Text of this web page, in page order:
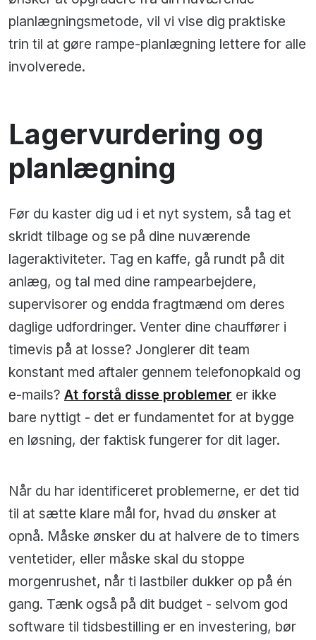
planlægningsmetode, vil vi vise dig praktiske
trin til at gøre rampe-planlægning lettere for alle
involverede.
Lagervurdering og
planlægning
Før du kaster dig ud i et nyt system, så tag et
skridt tilbage og se på dine nuværende
lageraktiviteter. Tag en kaffe, gå rundt på dit
anlæg, og tal med dine rampearbejdere,
supervisorer og endda fragtmænd om deres
daglige udfordringer. Venter dine chauffører i
timevis på at losse? Jonglerer dit team
konstant med aftaler gennem telefonopkald og
e-mails? At forstå disse problemer er ikke
bare nyttigt - det er fundamentet for at bygge
en løsning, der faktisk fungerer for dit lager.
Når du har identificeret problemerne, er det tid
til at sætte klare mål for, hvad du ønsker at
opnå. Måske ønsker du at halvere de to timers
ventetider, eller måske skal du stoppe
morgenrushet, når ti lastbiler dukker op på én
gang. Tænk også på dit budget - selvom god
software til tidsbestilling er en investering, bør